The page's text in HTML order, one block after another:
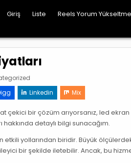
Giriş Liste Reels Yorum
Linkedin Mix
çekici bir çözüm arıyorsanız, led
detaylı bilgi sunacağım.
yollarından biridir. Büyük
bir şekilde iletebilir. Ancak, bu